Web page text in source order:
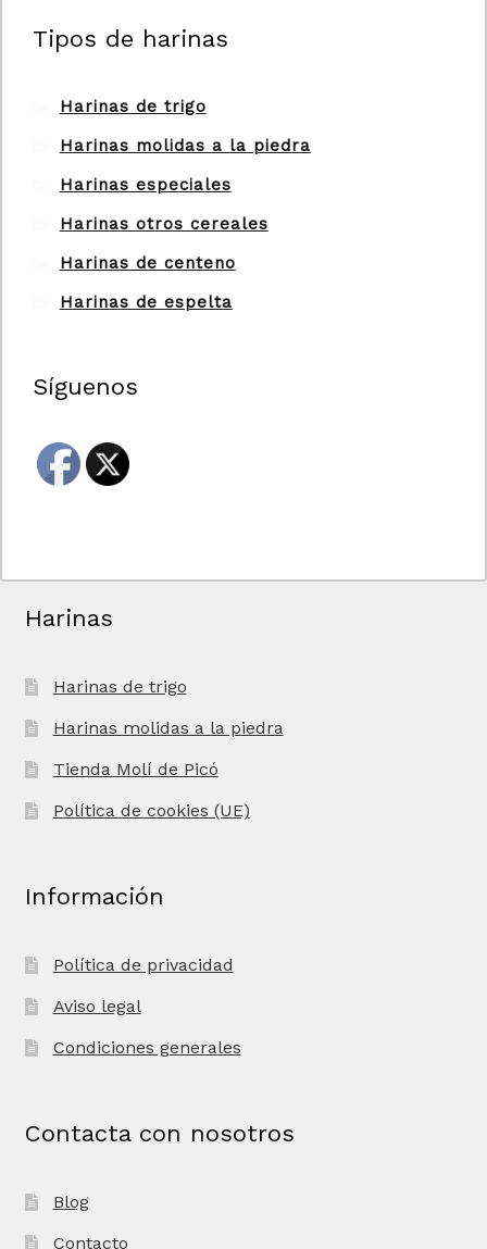
Tipos de harinas
Harinas de trigo
Harinas molidas a la piedra
Harinas especiales
Harinas otros cereales
Harinas de centeno
Harinas de espelta
Síguenos
Harinas
Harinas de trigo
Harinas molidas a la piedra
Tienda Molí de Picó
Política de cookies (UE)
Información
Política de privacidad
Aviso legal
Condiciones generales
Contacta con nosotros
Blog
Contacto